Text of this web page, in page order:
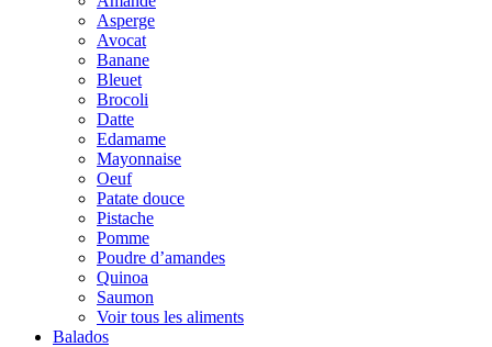
Asperge
Avocat
Banane
Bleuet
Brocoli
Datte
Edamame
Mayonnaise
Oeuf
Patate douce
Pistache
Pomme
Poudre d’amandes
Quinoa
Saumon
Voir tous les aliments
Balados